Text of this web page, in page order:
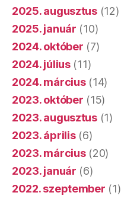
2025. augusztus(12)
2025. január (10)
2024. október (7)
2024. július(11)
2024. március(14)
2023. október (15)
2023. augusztus(1)
2023. április(6)
2023. március(20)
2023. január (6)
2022. szeptember (1)